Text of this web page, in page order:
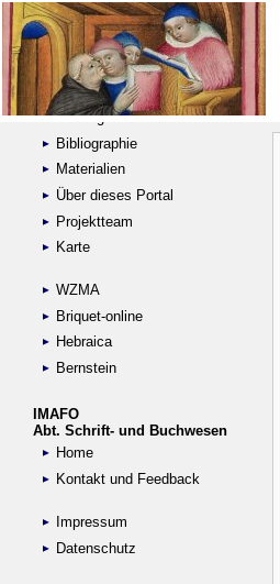
Suche
Handschriftensammlungen
Digitalisierte Handschriften
Kataloge
Bibliographie
Materialien
Über dieses Portal
Projektteam
Karte
WZMA
Briquet-online
Hebraica
Bernstein
IMAFO
Abt. Schrift- und Buchwesen
Home
Kontakt und Feedback
Impressum
Datenschutz